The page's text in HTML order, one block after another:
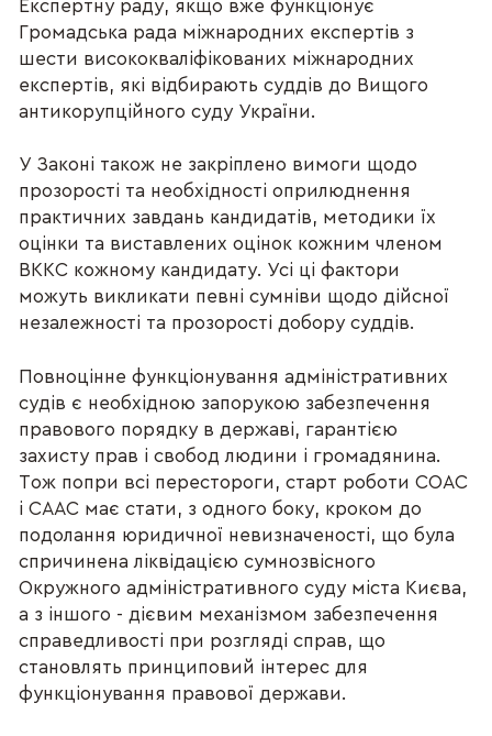
Експертну раду, якщо вже функціонує
Громадська рада міжнародних експертів з
шести висококваліфікованих міжнародних
експертів, які відбирають суддів до Вищого
антикорупційного суду України.
У Законі також не закріплено вимоги щодо
прозорості та необхідності оприлюднення
практичних завдань кандидатів, методики їх
оцінки та виставлених оцінок кожним членом
ВККС кожному кандидату. Усі ці фактори
можуть викликати певні сумніви щодо дійсної
незалежності та прозорості добору суддів.
Повноцінне функціонування адміністративних
судів є необхідною запорукою забезпечення
правового порядку в державі, гарантією
захисту прав і свобод людини і громадянина.
Тож попри всі перестороги, старт роботи СОАС
і СААС має стати, з одного боку, кроком до
подолання юридичної невизначеності, що була
спричинена ліквідацією сумнозвісного
Окружного адміністративного суду міста Києва,
а з іншого - дієвим механізмом забезпечення
справедливості при розгляді справ, що
становлять принциповий інтерес для
функціонування правової держави.